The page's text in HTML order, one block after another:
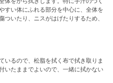
すい体にふれる部分を中心に、全体を
いたり、ニスがはげたりするため、
いるので、松脂を拭く布で拭き取りま
いたままでよいので、一緒に拭かない